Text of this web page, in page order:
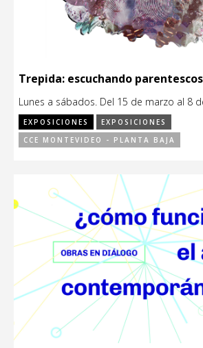
Trepida: escuchando
Lunes a sábados. Del 15 de marzo al 8
EXPOSICIONES
EXPOSICIONES
CCE MONTEVIDEO - PLANTA BAJA